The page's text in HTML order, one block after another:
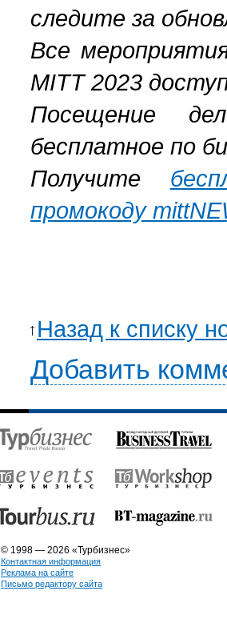
следите за
Все
MITT2023
Посещение
бесплатное по
Получите
промокоду
Назад к списку
Добавить
© 1998 — 2026 «Турбизнес»
Контактная информация
Реклама на сайте
Письмо редактору сайта